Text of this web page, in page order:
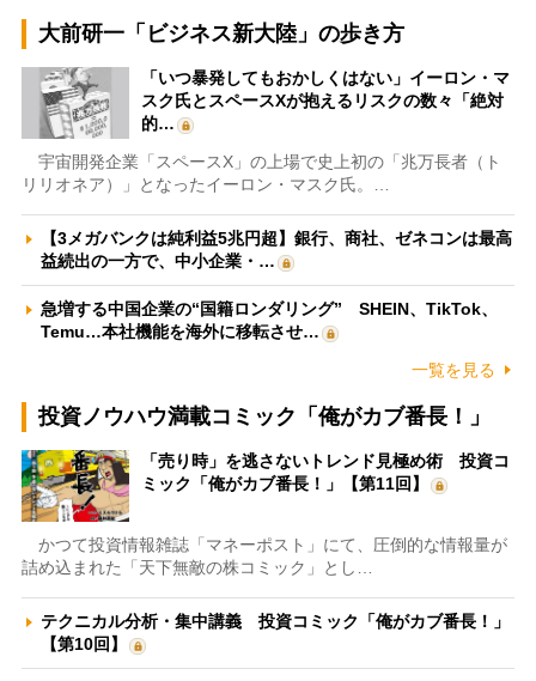
大前研一「ビジネス新大陸」の歩き方
「いつ暴発してもおかしくはない」イーロン・マ
スク氏とスペースXが抱えるリスクの数々「絶対
的…
宇宙開発企業「スペースX」の上場で史上初の「兆万長者（ト
リリオネア）」となったイーロン・マスク氏。…
【3メガバンクは純利益5兆円超】銀行、商社、ゼネコンは最高
益続出の一方で、中小企業・…
急増する中国企業の“国籍ロンダリング” SHEIN、TikTok、
Temu…本社機能を海外に移転させ…
一覧を見る
投資ノウハウ満載コミック「俺がカブ番長！」
「売り時」を逃さないトレンド見極め術 投資コ
ミック「俺がカブ番長！」【第11回】
かつて投資情報雑誌「マネーポスト」にて、圧倒的な情報量が
詰め込まれた「天下無敵の株コミック」とし…
テクニカル分析・集中講義 投資コミック「俺がカブ番長！」
【第10回】